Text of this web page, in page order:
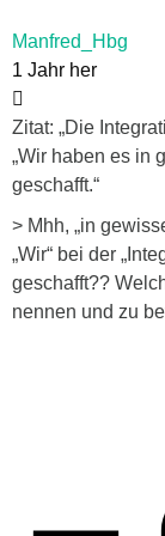
Manfred_Hbg
1 Jahr her
Zitat: „Die
„Wir haben es in
geschafft.“
> Mhh, „in
„Wir“ bei der
geschafft??
nennen und zu